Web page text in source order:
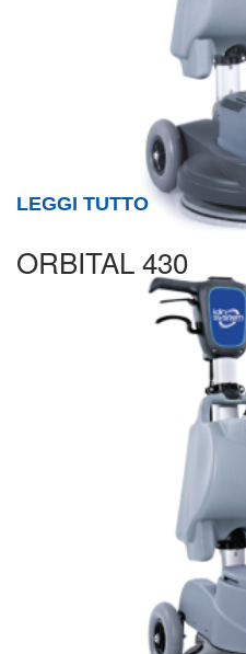
ORBITAL 430
LEGGI TUTTO